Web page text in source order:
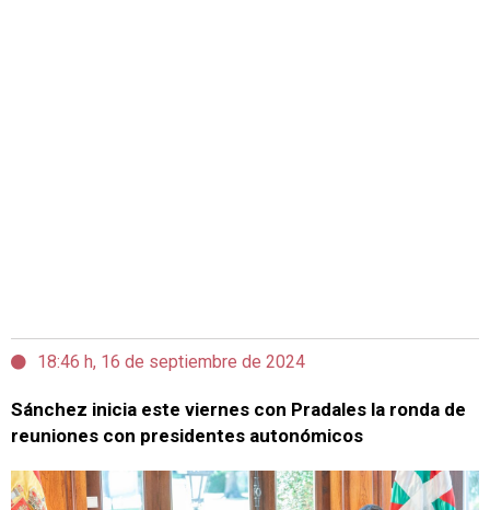
18:46 h, 16 de septiembre de 2024
Sánchez inicia este viernes con Pradales la ronda de
reuniones con presidentes autonómicos